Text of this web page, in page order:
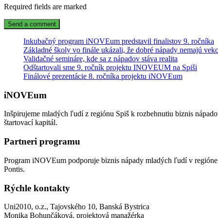
Required fields are marked
Inkubačný program iNOVEum predstavil finalistov 9. ročníka
Základné školy vo finále ukázali, že dobré nápady nemajú
Validačné semináre, kde sa z nápadov stáva realita
Odštartovali sme 9. ročník projektu INOVEUM na Spiši
Finálové prezentácie 8. ročníka projektu iNOVEum
iNOVEum
Inšpirujeme mladých ľudí z regiónu Spiš k rozbehnutiu biznis
štartovací kapitál.
Partneri programu
Program iNOVEum podporuje biznis nápady mladých ľudí v
Pontis.
Rýchle kontakty
Uni2010, o.z., Tajovského 10, Banská Bystrica
Monika Bohunčáková, projektová manažérka